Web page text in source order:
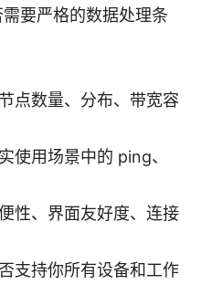
要严格的数据处理条
点数量、分布、带宽容
使用场景中的 ping、
性、界面友好度、连接
支持你所有设备和工作